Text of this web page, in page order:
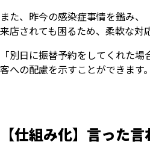
また、昨今の感染症事情を鑑み
来店されても困るため、柔軟な対
「別日に振替予約をしてくれた
客への配慮を示すことができます。
【仕組み化】言った